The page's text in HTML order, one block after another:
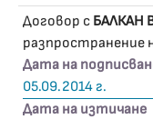
Договор с БАЛКАН
разпространение
Дата на
05.09.2014 г.
Дата на изтичане